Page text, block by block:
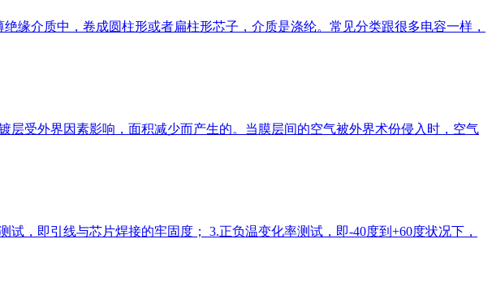
缘介质中，卷成圆柱形或者扁柱形芯子，介质是涤纶。常见分类跟很多电容一样，
受外界因素影响，面积减少而产生的。当膜层间的空气被外界术份侵入时，空气
，即引线与芯片焊接的牢固度； 3.正负温变化率测试，即-40度到+60度状况下，